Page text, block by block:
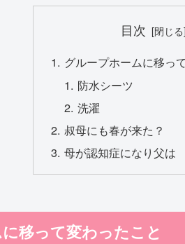
目次
グループホームに移っ
防水シーツ
洗濯
叔母にも春が来た？
母が認知症になり父は
移って変わったこと